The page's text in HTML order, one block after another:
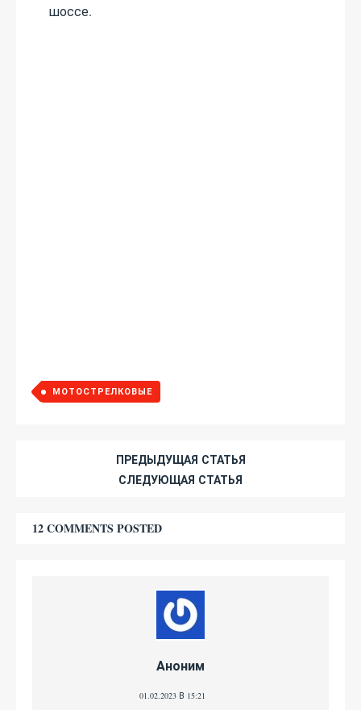
шоссе.
МОТОСТРЕЛКОВЫЕ
ПРЕДЫДУЩАЯ СТАТЬЯ
СЛЕДУЮЩАЯ СТАТЬЯ
12 COMMENTS POSTED
Аноним
01.02.2023 В 15:21